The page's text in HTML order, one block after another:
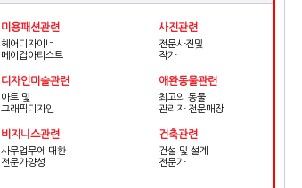
미용패션관련
헤어디자이너
메이컵아티스트
사진관련
전문사진및
작가
디자인미술관련
아트 및
그래픽디자인
애완동물관련
최고의 동물
관리자 전문매장
비지니스관련
사무업무에 대한
전문가양성
건축관련
건설 및 설계
전문가